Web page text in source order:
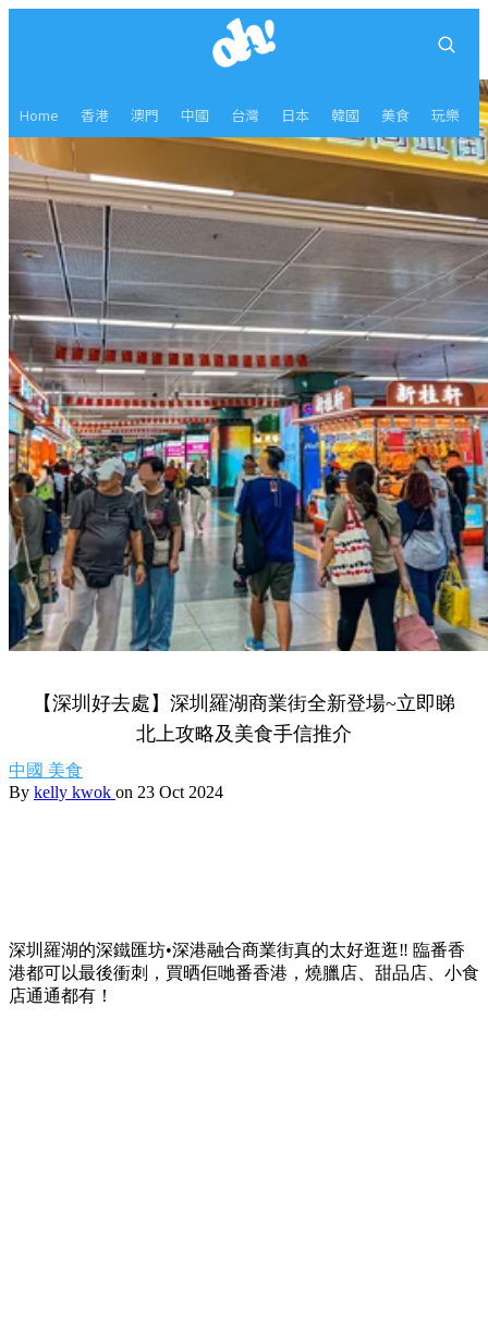
Home 香港 澳門 中國 台灣 日本 韓國 美食 玩樂
【深圳好去處】深圳羅湖商業街全新登場~立即睇
北上攻略及美食手信推介
中國 美食
By kelly kwok on 23 Oct 2024
深圳羅湖的深鐵匯坊•深港融合商業街真的太好逛逛‼ 臨番香
港都可以最後衝刺，買晒佢哋番香港，燒臘店、甜品店、小食
店通通都有！